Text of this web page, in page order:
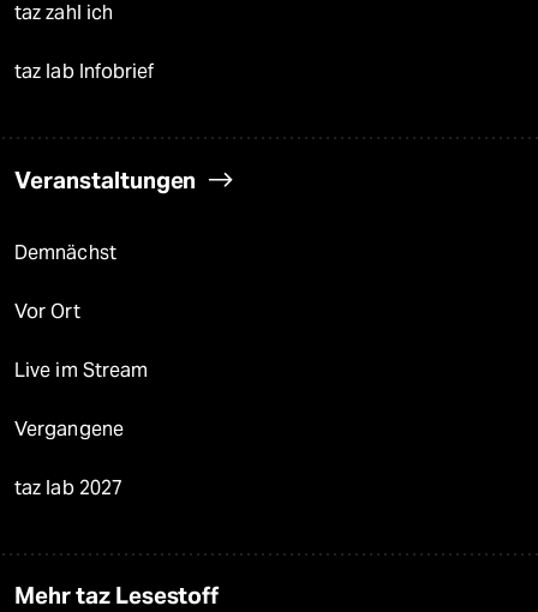
taz zahl ich
taz lab Infobrief
Veranstaltungen
Demnächst
Vor Ort
Live im Stream
Vergangene
taz lab 2027
Mehr taz Lesestoff